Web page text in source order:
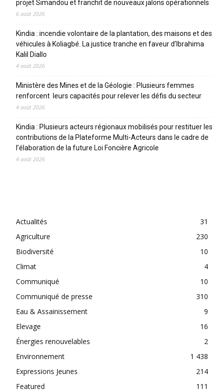
projet Simandou et franchit de nouveaux jalons opérationnels
6 août 2026
Kindia : incendie volontaire de la plantation, des maisons et des
véhicules à Koliagbé. La justice tranche en faveur d’Ibrahima
Kalil Diallo
4 août 2026
Ministère des Mines et de la Géologie : Plusieurs femmes
renforcent leurs capacités pour relever les défis du secteur
4 août 2026
Kindia : Plusieurs acteurs régionaux mobilisés pour restituer les
contributions de la Plateforme Multi-Acteurs dans le cadre de
l’élaboration de la future Loi Foncière Agricole
4 août 2026
Actualités
31
Agriculture
230
Biodiversité
10
Climat
4
Communiqué
10
Communiqué de presse
310
Eau & Assainissement
9
Elevage
16
Énergies renouvelables
2
Environnement
1 438
Expressions Jeunes
214
Featured
111